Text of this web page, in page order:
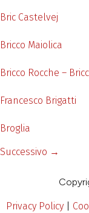
Bric Castelvej
Bricco Maiolica
Bricco Rocche –
Francesco Brigatti
Broglia
Successivo →
Privacy Policy